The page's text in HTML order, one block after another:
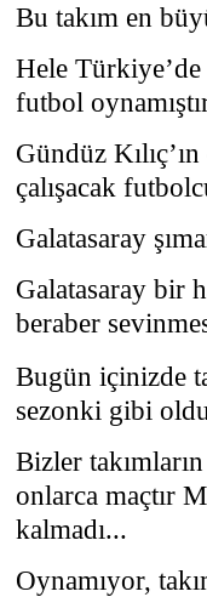
Bu takım en
Hele
futbol
Gündüz
çalışacak
Galatasaray
Galatasaray bir
beraber
Bugün içinizde
sezonki gibi
Bizler
onlarca maçtır
kalmadı...
Oynamıyor,